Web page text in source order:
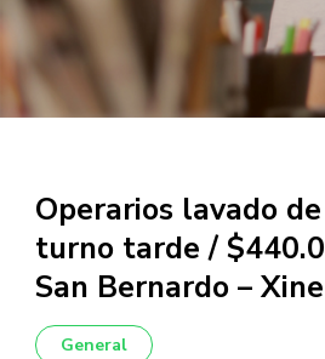
Operarios lavado
turno tarde /
San Bernardo –
General